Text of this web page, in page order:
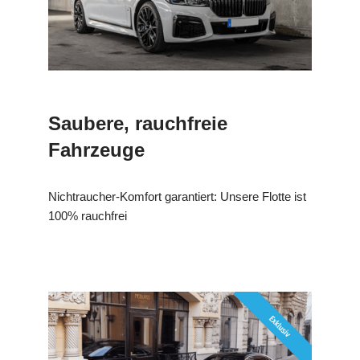
Saubere, rauchfreie
Fahrzeuge
Nichtraucher-Komfort garantiert: Unsere Flotte ist
100% rauchfrei